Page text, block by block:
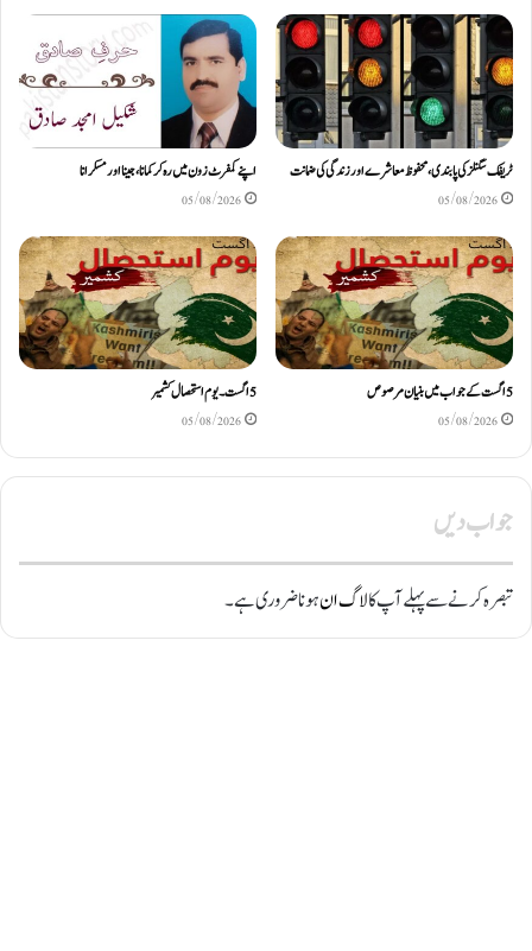
ٹریفک سگنلز کی پابندی، محفوظ معاشرے اور زندگی کی ضمانت
05/08/2026
اپنے کمفرٹ زون میں رہ کر کمانا، جینا اور مسکرانا
05/08/2026
5اگست کے جواب میں بنیان مرصوص
05/08/2026
5اگست۔ یوم استحصال کشمیر
05/08/2026
جواب دیں
تبصرہ کرنے سے پہلے آپ کالاگ انہونا ضروری ہے۔